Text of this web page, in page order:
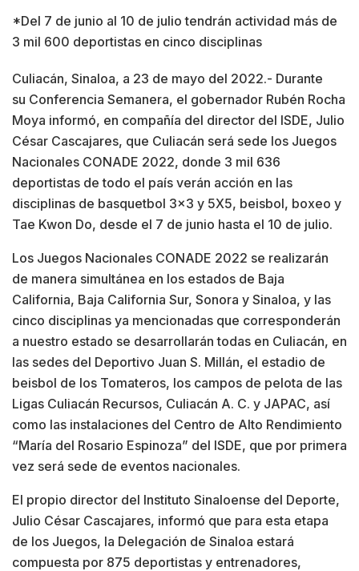
*Del 7 de junio al 10 de julio tendrán actividad más de
3 mil 600 deportistas en cinco disciplinas
Culiacán, Sinaloa, a 23 de mayo del 2022.- Durante
su Conferencia Semanera, el gobernador Rubén Rocha
Moya informó, en compañía del director del ISDE, Julio
César Cascajares, que Culiacán será sede los Juegos
Nacionales CONADE 2022, donde 3 mil 636
deportistas de todo el país verán acción en las
disciplinas de basquetbol 3×3 y 5X5, beisbol, boxeo y
Tae Kwon Do, desde el 7 de junio hasta el 10 de julio.
Los Juegos Nacionales CONADE 2022 se realizarán
de manera simultánea en los estados de Baja
California, Baja California Sur, Sonora y Sinaloa, y las
cinco disciplinas ya mencionadas que corresponderán
a nuestro estado se desarrollarán todas en Culiacán, en
las sedes del Deportivo Juan S. Millán, el estadio de
beisbol de los Tomateros, los campos de pelota de las
Ligas Culiacán Recursos, Culiacán A. C. y JAPAC, así
como las instalaciones del Centro de Alto Rendimiento
“María del Rosario Espinoza” del ISDE, que por primera
vez será sede de eventos nacionales.
El propio director del Instituto Sinaloense del Deporte,
Julio César Cascajares, informó que para esta etapa
de los Juegos, la Delegación de Sinaloa estará
compuesta por 875 deportistas y entrenadores,